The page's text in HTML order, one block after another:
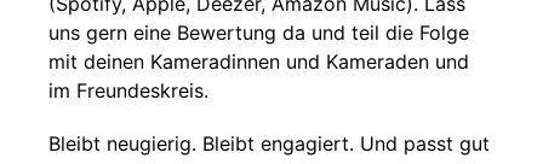
uns gern eine Bewertung da und teil die Folge
mit deinen Kameradinnen und Kameraden und
im Freundeskreis.
Bleibt neugierig. Bleibt engagiert. Und passt gut